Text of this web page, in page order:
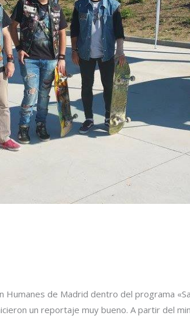
Humanes de Madrid dentro del programa
un reportaje muy bueno. A partir del